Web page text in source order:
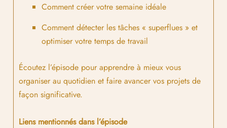
Comment créer votre semaine idéale
Comment détecter les tâches « superflues » et
optimiser votre temps de travail
Écoutez l’épisode pour apprendre à mieux vous
organiser au quotidien et faire avancer vos projets de
façon significative.
Liens mentionnés dans l’épisode